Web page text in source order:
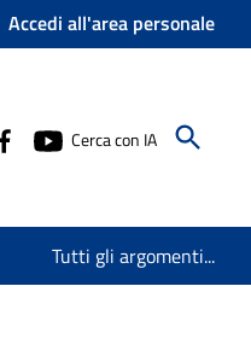
Accedi all'area personale
Cerca con IA
Tutti gli argomenti...